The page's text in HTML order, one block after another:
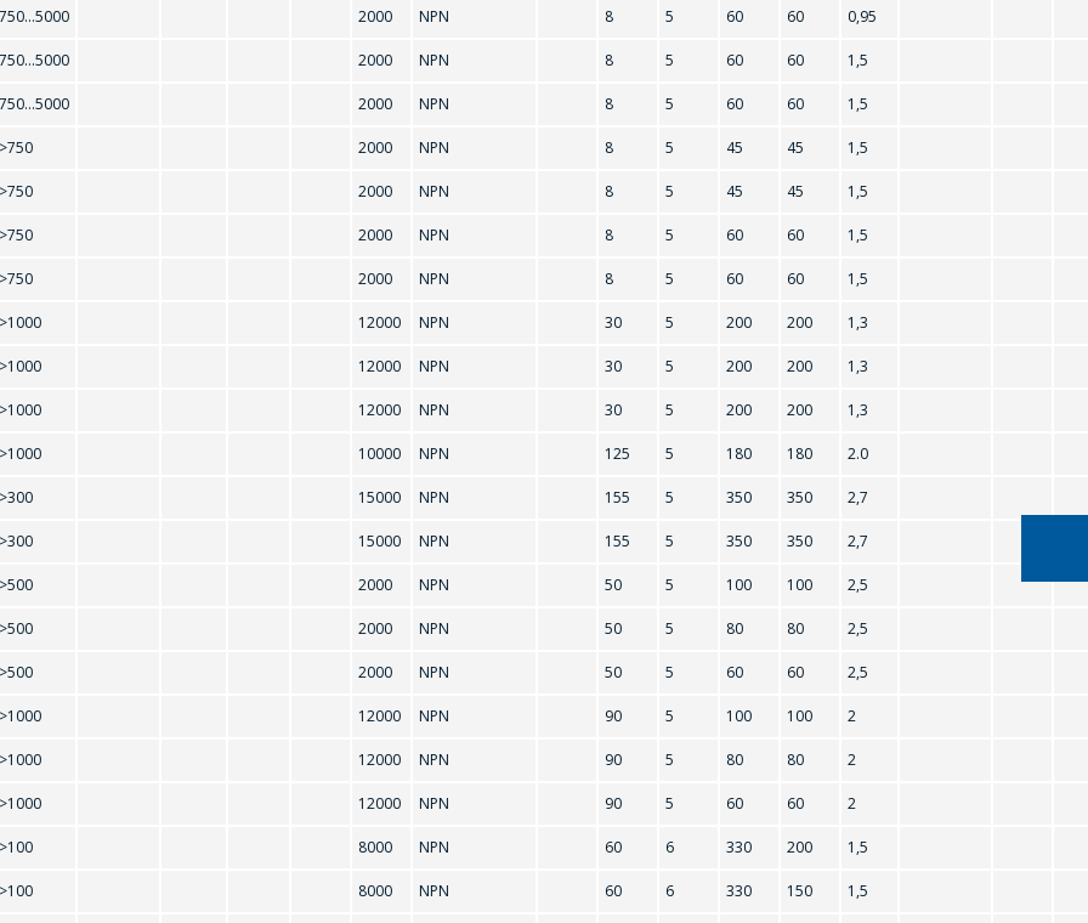
2SC495 2SC496
BC308B BC308C
BC338 BC547A
BD238 BD875
750...5000 2000 NPN 8 5 60 60 0,95
750...5000 2000 NPN 8 5 60 60 1,5
750...5000 2000 NPN 8 5 60 60 1,5
>750 2000 NPN 8 5 45 45 1,5
>750 2000 NPN 8 5 45 45 1,5
>750 2000 NPN 8 5 60 60 1,5
>750 2000 NPN 8 5 60 60 1,5
>1000 12000 NPN 30 5 200 200 1,3
>1000 12000 NPN 30 5 200 200 1,3
>1000 12000 NPN 30 5 200 200 1,3
>1000 10000 NPN 125 5 180 180 2.0
>300 15000 NPN 155 5 350 350 2,7
>300 15000 NPN 155 5 350 350 2,7
>500 2000 NPN 50 5 100 100 2,5
>500 2000 NPN 50 5 80 80 2,5
>500 2000 NPN 50 5 60 60 2,5
>1000 12000 NPN 90 5 100 100 2
>1000 12000 NPN 90 5 80 80 2
>1000 12000 NPN 90 5 60 60 2
>100 8000 NPN 60 6 330 200 1,5
>100 8000 NPN 60 6 330 150 1,5
ЗАДАЦЬ ВАПРОС
МЕНЕДЖЭРЫ КАМПАНІІ З РАДАСЦЮ
ПАДРЫХТУЮЦЬ ІНДЫВІДУАЛЬНАЕ
КАМЕРЦЫЙНАЕ ПРАПАНОВУ.
Тэлефон
Які цікавіць тавар/паслуга